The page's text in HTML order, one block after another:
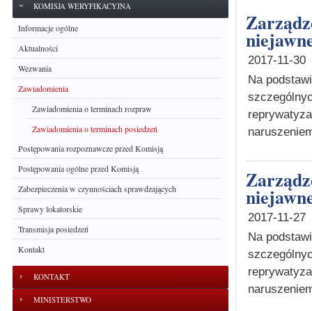
KOMISJA WERYFIKACYJNA
Informacje ogólne
Aktualności
Wezwania
Zawiadomienia
Zawiadomienia o terminach rozpraw
Zawiadomienia o terminach posiedzeń
Postępowania rozpoznawcze przed Komisją
Postępowania ogólne przed Komisją
Zabezpieczenia w czynnościach sprawdzających
Sprawy lokatorskie
Transmisja posiedzeń
Kontakt
KONTAKT
MINISTERSTWO
Zarządzenie o wyznaczeniu terminu posiedzenia
2017-11-30
Na
Zarządzenie o wyznaczeniu terminu posiedzenia
2017-11-27
Na